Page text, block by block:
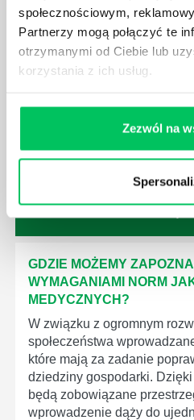
społecznościowym,
Partnerzy mogą połączyć te
otrzymanymi od Ciebie lub
korzystania z ich usług.
Zezwól na
KTO EGZEKWUJE
polega? Kogo w zasadzie
egzekwowanie prawa
odpowiemy pokrótce poniżej.
GDZIE MOŻEMY
WYMAGANIAMI NORM
MEDYCZNYCH?
W związku z ogromnym
społeczeństwa
które mają za zadanie
dziedziny gospodarki.
będą zobowiązane
wprowadzenie dąży do